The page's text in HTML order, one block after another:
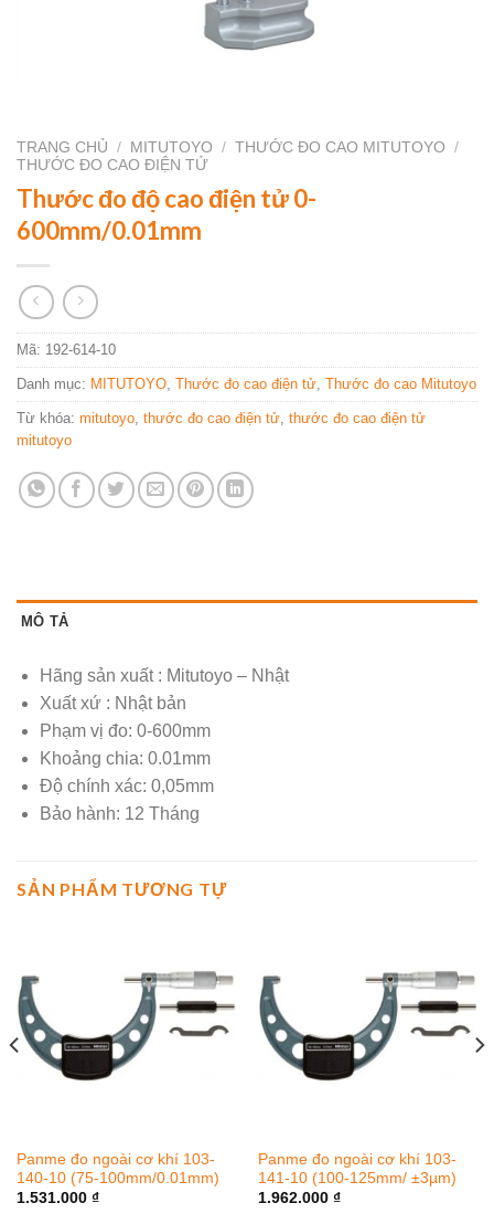
TRANG CHỦ / MITUTOYO / THƯỚC ĐO CAO MITUTOYO
/
THƯỚC ĐO CAO ĐIỆN TỬ
Thước đo độ cao điện tử 0-
600mm/0.01mm
Mã: 192-614-10
Danh mục: MITUTOYO Thước đo cao điện tử Thước đo cao Mitutoyo
Từ khóa: mitutoyo thước đo cao điện tử thước đo cao điện tử
mitutoyo
MÔ TẢ
Hãng sản xuất : Mitutoyo – Nhật
Xuất xứ : Nhật bản
Phạm vị đo: 0-600mm
Khoảng chia: 0.01mm
Độ chính xác: 0,05mm
Bảo hành: 12 Tháng
SẢN PHẨM TƯƠNG TỰ
Panme đo ngoài cơ khí 103-
140-10 (75-100mm/0.01mm)
1.531.000 ₫
Panme đo ngoài cơ khí 103-
141-10 (100-125mm/ ±3µm)
1.962.000 ₫